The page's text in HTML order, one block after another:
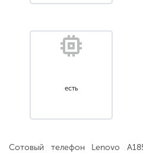
есть
Сотовый телефон Lenovo